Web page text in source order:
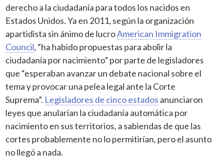
derecho a la ciudadanía para todos los nacidos en
Estados Unidos. Ya en 2011, según la organización
apartidista sin ánimo de lucroAmerican Immigration
Council, “ha habido propuestas para abolir la
ciudadanía por nacimiento” por parte de legisladores
que “esperaban avanzar un debate nacional sobre el
tema y provocar una pelea legal ante la Corte
Suprema”. Legisladores de cinco estados anunciaron
leyes que anularían la ciudadanía automática por
nacimiento en sus territorios, a sabiendas de que las
cortes probablemente no lo permitirían, pero el asunto
no llegó a nada.